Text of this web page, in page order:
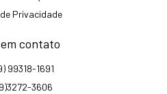
Privacidade
contato
99318-1691
3606